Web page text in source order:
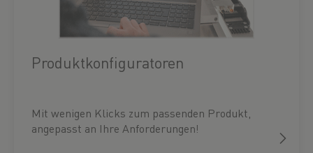
Produktkonfiguratoren
Mit wenigen Klicks zum passenden Produkt,
angepasst an Ihre Anforderungen!